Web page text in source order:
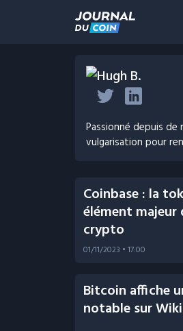
Hugh B.
Passionné depuis
vulgarisation pour
Coinbase : la
élément majeur
crypto
01/11/2023 • 17:00
Bitcoin affiche
notable sur